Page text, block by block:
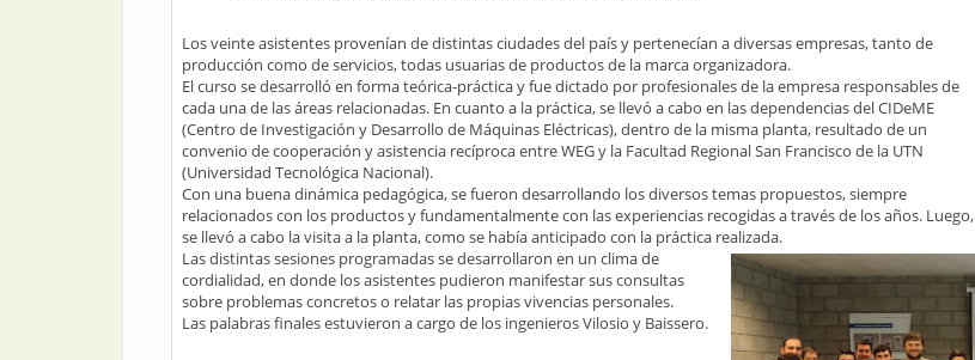
Los veinte asistentes provenían de distintas ciudades del país y pertenecían a diversas empresas, tanto de
producción como de servicios, todas usuarias de productos de la marca organizadora.
El curso se desarrolló en forma teórica-práctica y fue dictado por profesionales de la empresa responsables de
cada una de las áreas relacionadas. En cuanto a la práctica, se llevó a cabo en las dependencias del CIDeME
(Centro de Investigación y Desarrollo de Máquinas Eléctricas), dentro de la misma planta, resultado de un
convenio de cooperación y asistencia recíproca entre WEG y la Facultad Regional San Francisco de la UTN
(Universidad Tecnológica Nacional).
Con una buena dinámica pedagógica, se fueron desarrollando los diversos temas propuestos, siempre
relacionados con los productos y fundamentalmente con las experiencias recogidas a través de los años. Luego,
se llevó a cabo la visita a la planta, como se había anticipado con la práctica realizada.
Las distintas sesiones programadas se desarrollaron en un clima de
cordialidad, en donde los asistentes pudieron manifestar sus consultas
sobre problemas concretos o relatar las propias vivencias personales.
Las palabras finales estuvieron a cargo de los ingenieros Vilosio y Baissero.